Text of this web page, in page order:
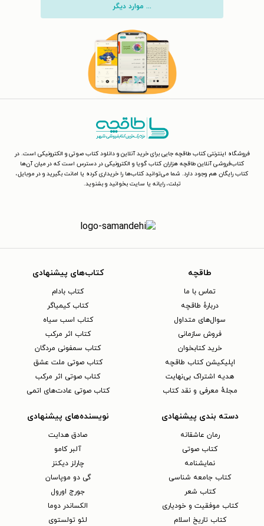
... موارد دیگر
فروشگاه اینترنتی کتاب طاقچه جایی برای خرید آنلاین و دانلود کتاب صوتی و الکترونیکی است. در
کتاب‌فروشی آنلاین طاقچه هزاران کتاب گویا و الکترونیکی در دسترس است که در میان آن‌ها
کتاب رایگان هم وجود دارد. شما می‌توانید کتاب‌ها را خریداری کرده یا امانت بگیرید و در موبایل،
تبلت، رایانه یا سایت بخوانید و بشنوید.
طاقچه
تماس با ما
دربارهٔ طاقچه
سوال‌های متداول
فروش سازمانی
خرید کتابخوان
اپلیکیشن کتاب طاقچه
هدیه اشتراک بی‌نهایت
مجلهٔ معرفی و نقد کتاب
کتاب‌های پیشنهادی
کتاب بادام
کتاب کیمیاگر
کتاب اسب سیاه
کتاب اثر مرکب
کتاب سمفونی مردگان
کتاب صوتی ملت عشق
کتاب صوتی اثر مرکب
کتاب صوتی عادت‌های اتمی
دسته بندی پیشنهادی
رمان عاشقانه
کتاب‌ صوتی
نمایشنامه
کتاب جامعه شناسی
کتاب شعر
کتاب موفقیت و خودیاری
کتاب تاریخ اسلام
نویسنده‌های پیشنهادی
صادق هدایت
آلبر کامو
چارلز دیکنز
گی دو موپاسان
جورج اورول
الکساندر دوما
لئو تولستوی